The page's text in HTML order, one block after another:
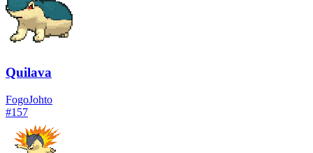
Quilava
FogoJohto
#157